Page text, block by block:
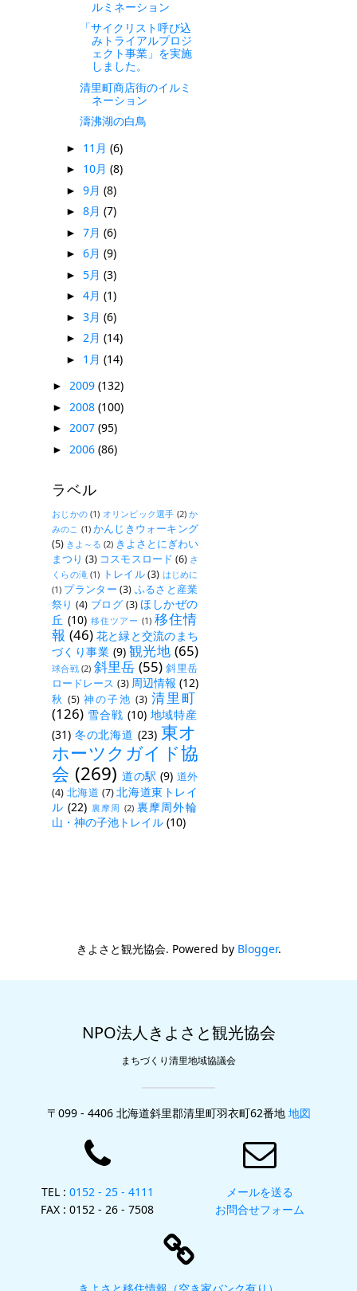
ルミネーション
「サイクリスト呼び込
みトライアルプロジ
ェクト事業」を実施
しました。
清里町商店街のイルミ
ネーション
濤沸湖の白鳥
► 11月 (6)
► 10月 (8)
► 9月 (8)
► 8月 (7)
► 7月 (6)
► 6月 (9)
► 5月 (3)
► 4月 (1)
► 3月 (6)
► 2月 (14)
► 1月 (14)
► 2009 (132)
► 2008 (100)
► 2007 (95)
► 2006 (86)
ラベル
おじかの (1) オリンピック選手 (2) か
みのこ (1) かんじきウォーキング
(5) きよ～る (2) きよさとにぎわい
まつり (3) コスモスロード (6) さ
くらの滝 (1) トレイル(3) はじめに
(1) プランター (3) ふるさと産業
祭り (4) ブログ (3) ほしかぜの
丘 (10) 移住ツアー (1) 移住情
報 (46) 花と緑と交流のまち
づくり事業 (9) 観光地 (65)
球合戦 (2) 斜里岳 (55) 斜里岳
ロードレース (3) 周辺情報 (12)
秋 (5) 神の子池 (3) 清里町
(126) 雪合戦 (10) 地域特産
(31) 冬の北海道 (23) 東オ
ホーツクガイド協
会 (269) 道の駅 (9) 道外
(4) 北海道 (7) 北海道東トレイ
ル (22) 裏摩周 (2) 裏摩周外輪
山・神の子池トレイル (10)
きよさと観光協会. Powered by Blogger.
NPO法人きよさと観光協会
まちづくり清里地域協議会
〒099 - 4406 北海道斜里郡清里町羽衣町62番地 地図
TEL : 0152 - 25 - 4111
FAX : 0152 - 26 - 7508
メールを送る
お問合せフォーム